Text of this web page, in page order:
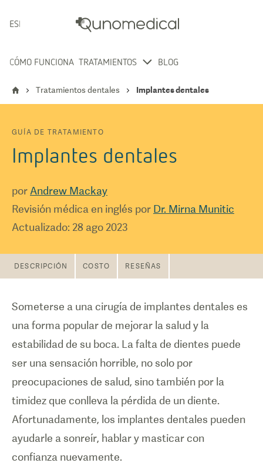
ESPAÑOL
CÓMO FUNCIONA TRATAMIENTOS BLOG
Tratamientos dentales Implantes dentales
GUÍA DE TRATAMIENTO
Implantes dentales
por Andrew Mackay
Revisión médica en inglés por Dr. Mirna Munitic
Actualizado: 28 ago 2023
DESCRIPCIÓN COSTO RESEÑAS
Someterse a una cirugía de implantes dentales es
una forma popular de mejorar la salud y la
estabilidad de su boca. La falta de dientes puede
ser una sensación horrible, no solo por
preocupaciones de salud, sino también por la
timidez que conlleva la pérdida de un diente.
Afortunadamente, los implantes dentales pueden
ayudarle a sonreír, hablar y masticar con
confianza nuevamente.